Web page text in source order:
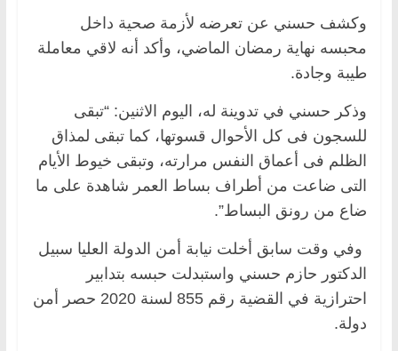
وكشف حسني عن تعرضه لأزمة صحية داخل
محبسه نهاية رمضان الماضي، وأكد أنه لاقي معاملة
طيبة وجادة.
وذكر حسني في تدوينة له، اليوم الاثنين: “تبقى
للسجون فى كل الأحوال قسوتها، كما تبقى لمذاق
الظلم فى أعماق النفس مرارته، وتبقى خيوط الأيام
التى ضاعت من أطراف بساط العمر شاهدة على ما
ضاع من رونق البساط”.
وفي وقت سابق أخلت نيابة أمن الدولة العليا سبيل
الدكتور حازم حسني واستبدلت حبسه بتدابير
احترازية في القضية رقم 855 لسنة 2020 حصر أمن
دولة.